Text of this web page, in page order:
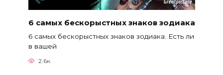
6 самых бескорыстных знаков зодиака
6 самых бескорыстных знаков зодиака. Есть ли
в вашей
2.6к.